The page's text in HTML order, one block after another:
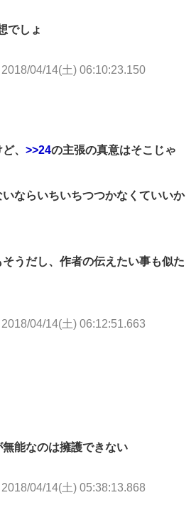
でしょ
2018/04/14(土) 06:10:23.150
、 >>24の主張の真意はそこじゃ
ならいちいちつつかなくていいか
うだし、作者の伝えたい事も似た
2018/04/14(土) 06:12:51.663
能なのは擁護できない
2018/04/14(土) 05:38:13.868